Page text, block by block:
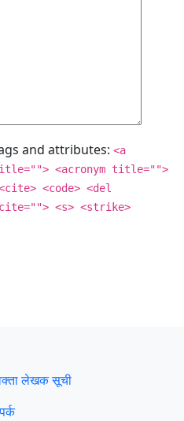
and attributes: <a
<acronym title="">
<code> <del
<s> <strike>
लेखक सूची